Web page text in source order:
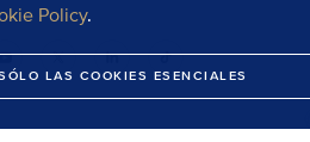
Policy.
LAS COOKIES ESENCIALES